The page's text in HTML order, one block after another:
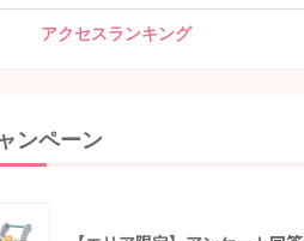
アクセスランキング
ンペーン